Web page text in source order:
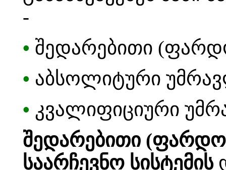
-
• შედარებითი
• აბსოლიტური
• კვალიფიციური
შედარებითი
საარჩევნო სისტემის